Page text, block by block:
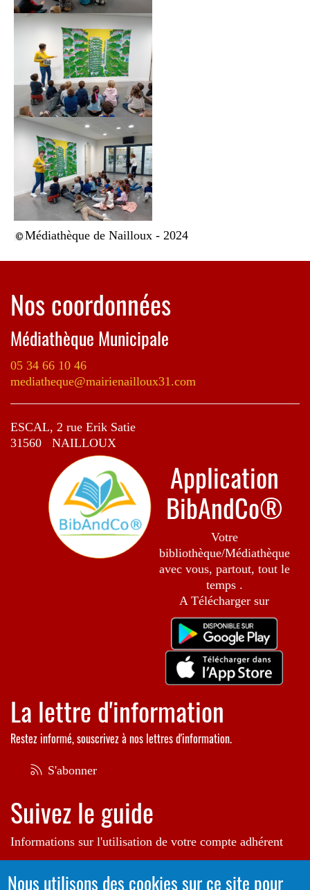
Médiathèque de Nailloux - 2024
Nos coordonnées
Médiathèque Municipale
05 34 66 10 46
mediatheque@mairienailloux31.com
ESCAL, 2 rue Erik Satie
31560 NAILLOUX
Application
BibAndCo®
Votre
bibliothèque/Médiathèque
avec vous, partout, tout le
temps .
A Télécharger sur
La lettre d'information
Restez informé, souscrivez à nos lettres d'information.
S'abonner
Suivez le guide
Informations sur l'utilisation de votre compte adhérent
Voir le guide
Nous utilisons des cookies sur ce site pour